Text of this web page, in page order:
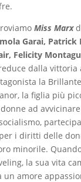
Miss Marx
Garai, Patrick
Felicity
dalla vittoria
la
la figlia più
ad
i diritti delle
minorile.
la sua vita
un amore